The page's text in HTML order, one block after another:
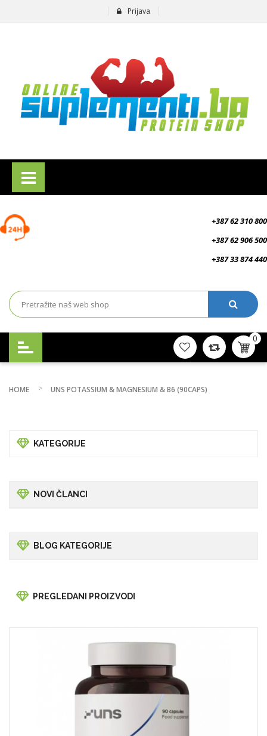
Prijava
+387 62 310 800
+387 62 906 500
+387 33 874 440
0
HOME UNS POTASSIUM & MAGNESIUM & B6 (90CAPS)
KATEGORIJE
NOVI ČLANCI
BLOG KATEGORIJE
PREGLEDANI PROIZVODI